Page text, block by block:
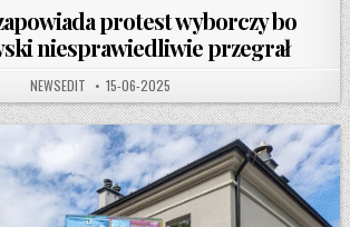
protest wyborczy bo
niesprawiedliwie przegrał
AUTHOR:
NEWSEDIT PUBLISHED DATE:
15-06-2025